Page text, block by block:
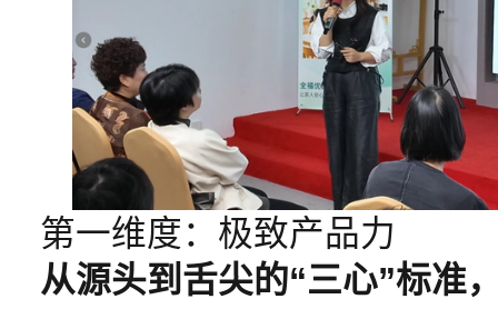
第一维度：极致产品力
从源头到舌尖的“三心”标准